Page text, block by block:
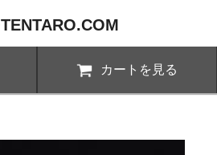
カートを見る